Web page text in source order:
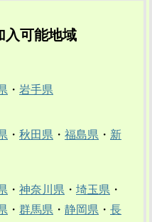
入可能地域
・ 岩手県
・ 秋田県 ・ 福島県 ・ 新
・ 神奈川県 ・ 埼玉県 ・
・ 群馬県 ・ 静岡県 ・ 長